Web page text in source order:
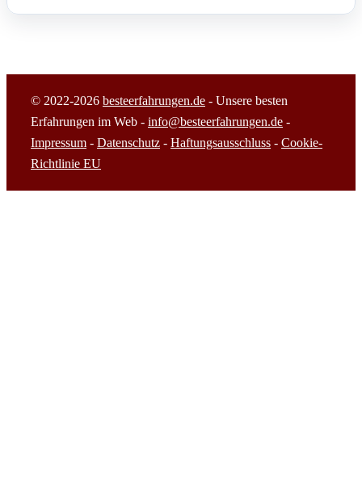
© 2022-2026 besteerfahrungen.de - Unsere besten
Erfahrungen im Web - info@besteerfahrungen.de -
Impressum - Datenschutz - Haftungsausschluss - Cookie-
Richtlinie EU